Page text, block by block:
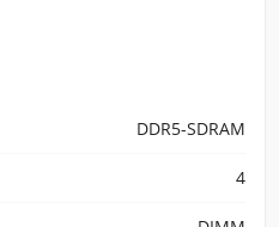
DDR5-SDRAM
4